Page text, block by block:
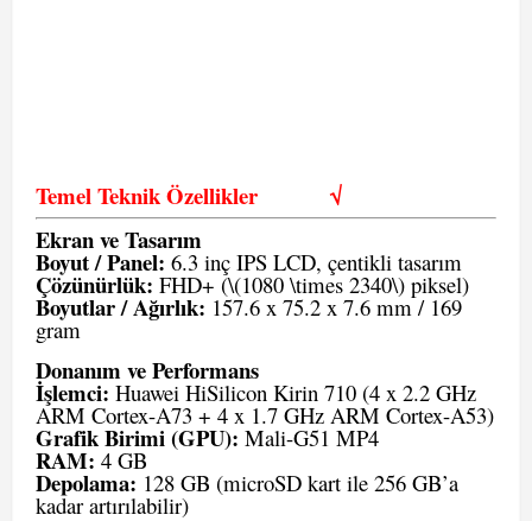
Temel Teknik Özellikler√
Ekran ve Tasarım
Boyut / Panel: 6.3 inç IPS LCD, çentikli tasarım
Çözünürlük: FHD+ (\(1080 \times 2340\) piksel)
Boyutlar / Ağırlık: 157.6 x 75.2 x 7.6 mm / 169
gram
Donanım ve Performans
İşlemci: Huawei HiSilicon Kirin 710 (4 x 2.2 GHz
ARM Cortex-A73 + 4 x 1.7 GHz ARM Cortex-A53)
Grafik Birimi (GPU): Mali-G51 MP4
RAM: 4 GB
Depolama: 128 GB (microSD kart ile 256 GB’a
kadar artırılabilir)